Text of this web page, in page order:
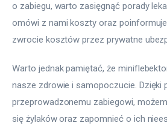
o zabiegu, warto zasięgnąć porady
omówi z nami koszty oraz
zwrocie kosztów przez prywatne
Warto jednak pamiętać, że
nasze zdrowie i samopoczucie. Dzięki
przeprowadzonemu zabiegowi,
się żylaków oraz zapomnieć o ich